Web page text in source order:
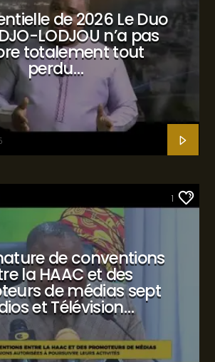
de 2026 Le Duo
LODJOU n’a pas
totalement tout
perdu…
1
de conventions
la HAAC et des
de médias sept
et Télévision…